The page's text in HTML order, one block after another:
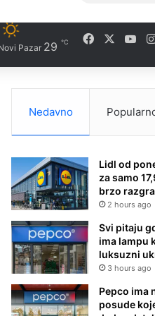
Pazar 29 ℃ Facebook
Nedavno
Lidl od
za samo
brzo
2 hours ago
Svi pitaju
ima lampu
luksuzni
3 hours ago
Pepco ima
posude